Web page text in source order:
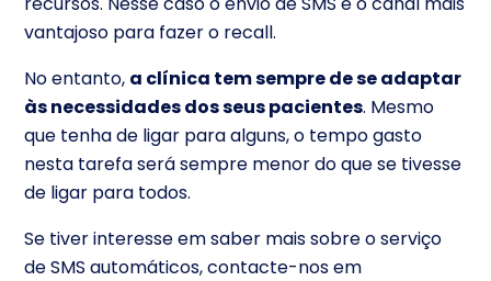
vantajoso para fazer o recall.
No entanto, a clínica tem sempre de se adaptar
às necessidades dos seus pacientes. Mesmo
que tenha de ligar para alguns, o tempo gasto
nesta tarefa será sempre menor do que se tivesse
de ligar para todos.
Se tiver interesse em saber mais sobre o serviço
de SMS automáticos, contacte-nos em